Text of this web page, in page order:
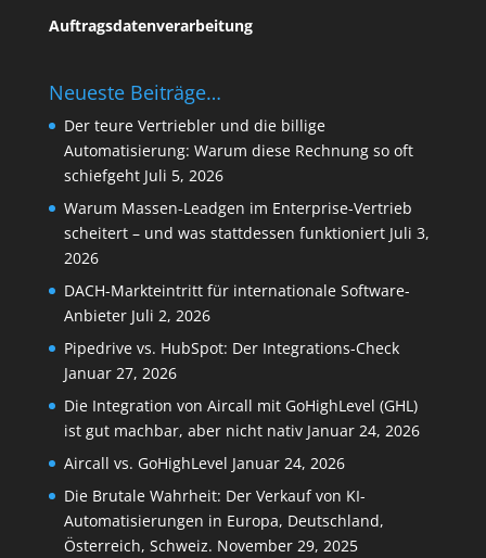
Auftragsdatenverarbeitung
Neueste Beiträge…
Der teure Vertriebler und die billige
Automatisierung: Warum diese Rechnung so oft
schiefgeht Juli 5, 2026
Warum Massen-Leadgen im Enterprise-Vertrieb
scheitert – und was stattdessen funktioniert Juli 3,
2026
DACH-Markteintritt für internationale Software-
Anbieter Juli 2, 2026
Pipedrive vs. HubSpot: Der Integrations-Check
Januar 27, 2026
Die Integration von Aircall mit GoHighLevel (GHL)
ist gut machbar, aber nicht nativ Januar 24, 2026
Aircall vs. GoHighLevel Januar 24, 2026
Die Brutale Wahrheit: Der Verkauf von KI-
Automatisierungen in Europa, Deutschland,
Österreich, Schweiz. November 29, 2025